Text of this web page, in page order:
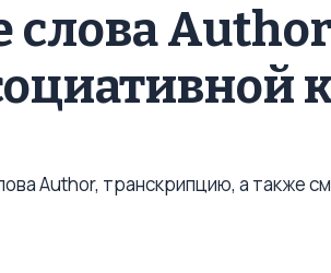
Author, транскрипцию, а также